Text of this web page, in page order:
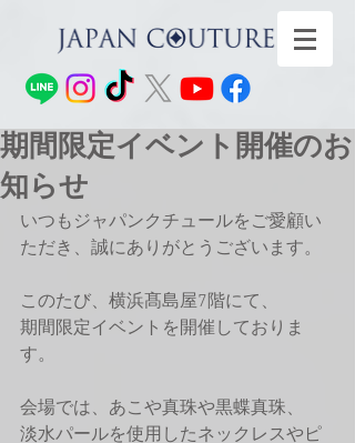
期間限定イベント開催のお
知らせ
いつもジャパンクチュールをご愛顧い
ただき、誠にありがとうございます。
このたび、横浜髙島屋7階にて、
期間限定イベントを開催しておりま
す。
会場では、あこや真珠や黒蝶真珠、
淡水パールを使用したネックレスやピ